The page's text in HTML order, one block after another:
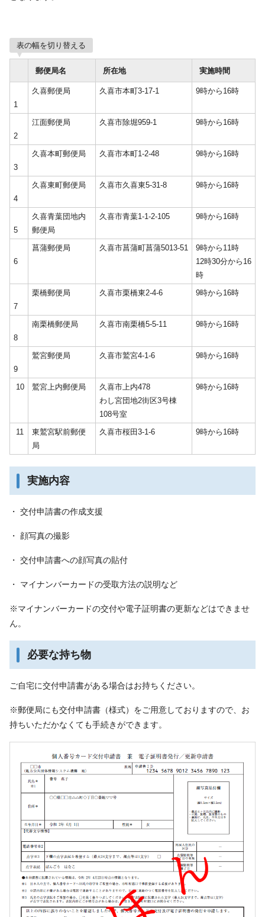
表の幅を切り替える
郵便局名 所在地 実施時間
1
久喜郵便局 久喜市本町3-17-1 9時から16時
2
江面郵便局 久喜市除堀959-1 9時から16時
3
久喜本町郵便局 久喜市本町1-2-48 9時から16時
4
久喜東町郵便局 久喜市久喜東5-31-8 9時から16時
5
久喜青葉団地内
郵便局
久喜市青葉1-1-2-105 9時から16時
6
菖蒲郵便局 久喜市菖蒲町菖蒲5013-51
9時から11時
12時30分から16
時
7
栗橋郵便局 久喜市栗橋東2-4-6 9時から16時
8
南栗橋郵便局 久喜市南栗橋5-5-11 9時から16時
9
鷲宮郵便局 久喜市鷲宮4-1-6 9時から16時
10 鷲宮上内郵便局
久喜市上内478
わし宮団地2街区3号棟
108号室
9時から16時
11
東鷲宮駅前郵便
局
久喜市桜田3-1-6 9時から16時
実施内容
・ 交付申請書の作成支援
・ 顔写真の撮影
・ 交付申請書への顔写真の貼付
・ マイナンバーカードの受取方法の説明など
※マイナンバーカードの交付や電子証明書の更新などはできませ
ん。
必要な持ち物
ご自宅に交付申請書がある場合はお持ちください。
※郵便局にも交付申請書（様式）をご用意しておりますので、お
持ちいただかなくても手続きができます。